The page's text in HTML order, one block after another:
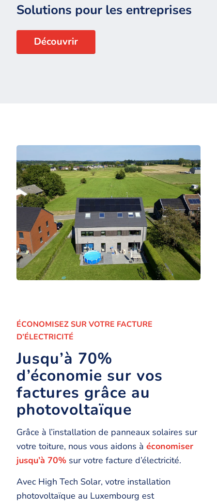
Solutions pour les entreprises
Découvrir
ÉCONOMISEZ SUR VOTRE FACTURE
D’ÉLECTRICITÉ
Jusqu’à 70%
d’économie sur vos
factures grâce au
photovoltaïque
Grâce à l’installation de panneaux solaires sur
votre toiture, nous vous aidons à économiser
jusqu’à 70%sur votre facture d’électricité.
Avec High Tech Solar, votre installation
photovoltaïque au Luxembourg est